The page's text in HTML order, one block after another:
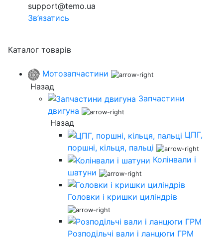
support@temo.ua
Зв’язатись
Каталог товарів
Мотозапчастини
Назад
Запчастини
двигуна
Назад
ЦПГ,
поршні, кільця, пальці
Колінвали і
шатуни
Головки і кришки циліндрів
Розподільчі вали і ланцюги ГРМ